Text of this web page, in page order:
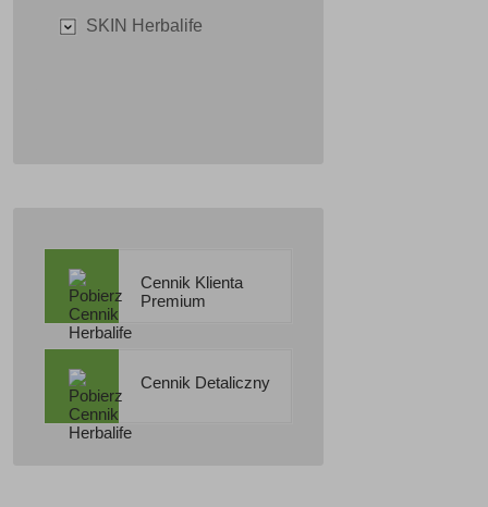
SKIN Herbalife
Cennik Klienta
Premium
Cennik Detaliczny